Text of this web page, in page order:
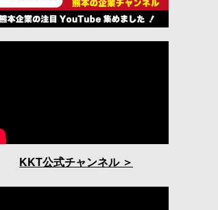
KKT公式チャンネル